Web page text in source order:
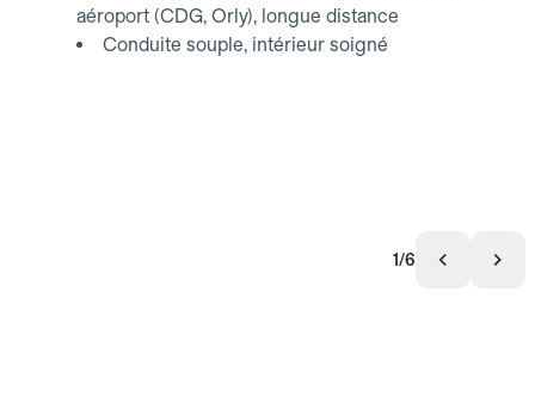
aéroport (CDG, Orly), longue distance
Conduite souple, intérieur soigné
1/6